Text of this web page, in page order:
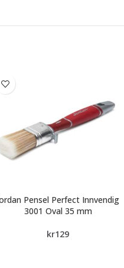
Pensel Perfect Innvendig
3001 Oval 35 mm
kr129